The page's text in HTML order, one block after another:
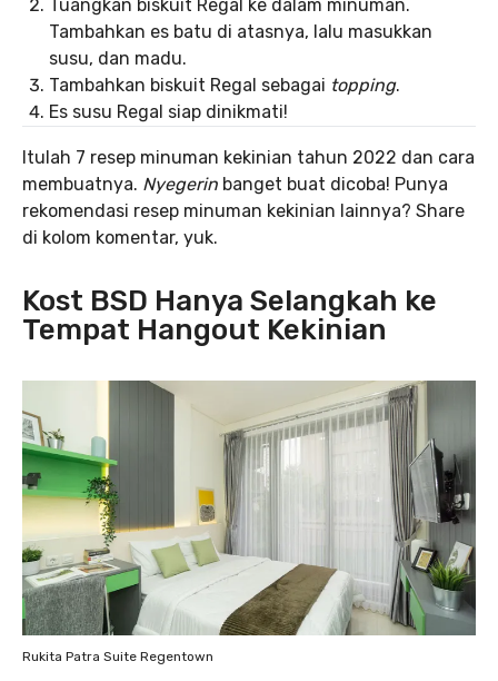
Tuangkan biskuit Regal ke dalam minuman.
Tambahkan es batu di atasnya, lalu masukkan
susu, dan madu.
Tambahkan biskuit Regal sebagai topping.
Es susu Regal siap dinikmati!
Itulah 7 resep minuman kekinian tahun 2022 dan cara
membuatnya. Nyegerin banget buat dicoba! Punya
rekomendasi resep minuman kekinian lainnya? Share
di kolom komentar, yuk.
Kost BSD Hanya Selangkah ke
Tempat Hangout Kekinian
Rukita Patra Suite Regentown